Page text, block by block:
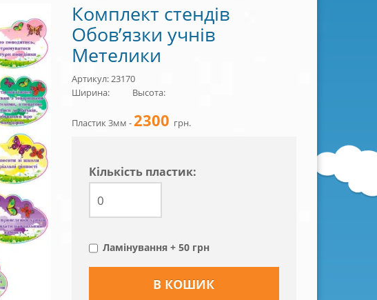
Комплект стендів
Обов’язки учнів
Метелики
Артикул: 23170
Ширина:
Высота:
Пластик 3мм -2300 грн.
Кiлькiсть пластик:
Ламінування + 50 грн